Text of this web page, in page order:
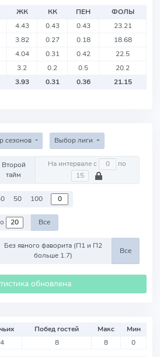
ЖК КК ПЕН
ФОЛЫ
4.43 0.43 0.43
23.21
3.82 0.27 0.18
18.68
4.04 0.31 0.42
22.5
3.2 0.2 0.5
20.2
3.93 0.31 0.36 21.15
сезонов Выбор лиги
Второй
тайм
На интервале с по
50 100
Все
Без явного фаворита (П1 и П2
больше 1.7)
Все
обновлена
Побед гостей Макс
Мин
4 8 8 0